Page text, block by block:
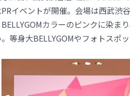
イベントが開催。会場は西武渋
カラーのピンクに染ま
等身大BELLYGOMやフォトスポ